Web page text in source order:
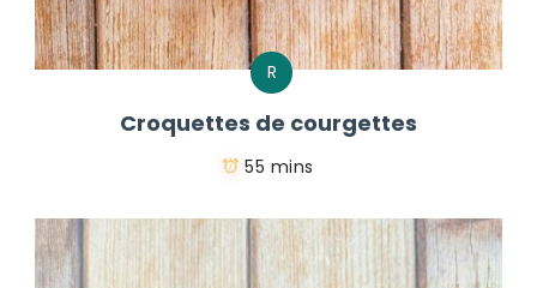
R
Croquettes de courgettes
55 mins